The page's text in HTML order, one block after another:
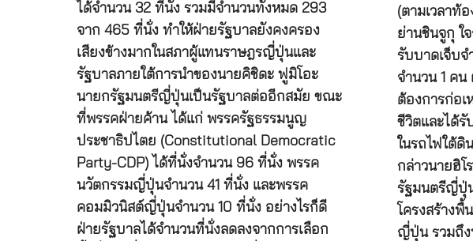
ได้จำนวน 32 ที่นั่ง รวมมีจำนวนทั้งหมด 293
จาก 465 ที่นั่ง ทำให้ฝ่ายรัฐบาลยังคงครอง
เสียงข้างมากในสภาผู้แทนราษฎรญี่ปุ่นและ
รัฐบาลภายใต้การนำของนายคิชิดะ ฟูมิโอะ
นายกรัฐมนตรีญี่ปุ่นเป็นรัฐบาลต่ออีกสมัย ขณะ
ที่พรรคฝ่ายค้าน ได้แก่ พรรครัฐธรรมนูญ
ประชาธิปไตย (Constitutional Democratic
Party-CDP) ได้ที่นั่งจำนวน 96 ที่นั่ง พรรค
นวัตกรรมญี่ปุ่นจำนวน 41 ที่นั่ง และพรรค
คอมมิวนิสต์ญี่ปุ่นจำนวน 10 ที่นั่ง อย่างไรก็ดี
ฝ่ายรัฐบาลได้จำนวนที่นั่งลดลงจากการเลือก
(ตามเวลาท้
ย่านชินจูกุ ใ
รับบาดเจ็บจ
จำนวน 1 ค
ต้องการก่อเ
ชีวิตและได้รั
ในรถไฟใต้ดิ
กล่าวนายฮิโ
รัฐมนตรีญี่ปุ่
โครงสร้าง
ญี่ปุ่น รวมถึง